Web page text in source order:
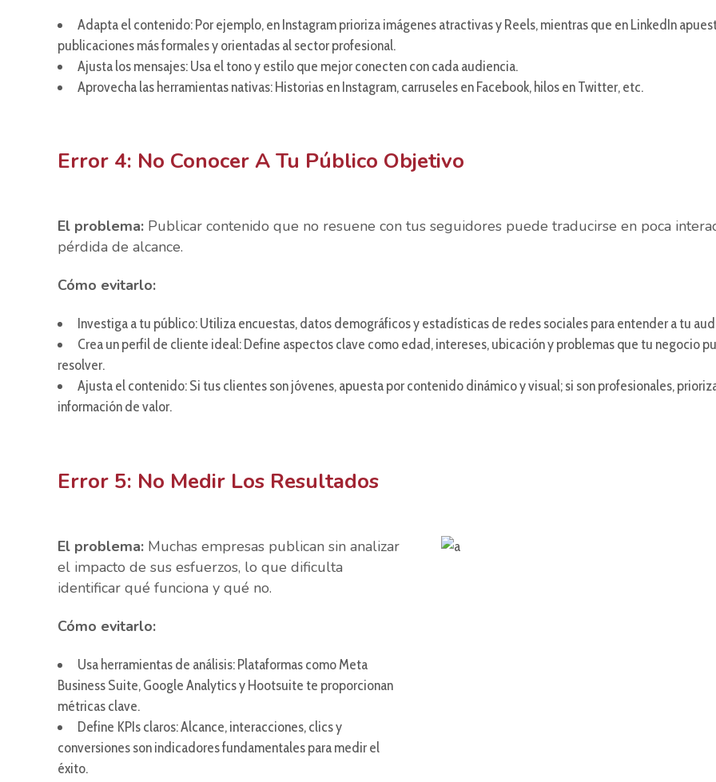
Adapta el contenido: Por ejemplo, en Instagram prioriza imágenes atractivas y Reels, mientras que en LinkedIn
publicaciones más formales y orientadas al sector profesional.
Ajusta los mensajes: Usa el tono y estilo que mejor conecten con cada audiencia.
Aprovecha las herramientas nativas: Historias en Instagram, carruseles en Facebook, hilos en Twitter, etc.
Error 4: No Conocer A Tu Público Objetivo
El problema: Publicar contenido que no resuene con tus seguidores puede traducirse en poca
pérdida de alcance.
Cómo evitarlo:
Investiga a tu público: Utiliza encuestas, datos demográficos y estadísticas de redes sociales para entender a tu
Crea un perfil de cliente ideal: Define aspectos clave como edad, intereses, ubicación y problemas que tu negocio
resolver.
Ajusta el contenido: Si tus clientes son jóvenes, apuesta por contenido dinámico y visual; si son profesionales,
información de valor.
Error 5: No Medir Los Resultados
El problema: Muchas empresas publican sin analizar
el impacto de sus esfuerzos, lo que dificulta
identificar qué funciona y qué no.
Cómo evitarlo:
Usa herramientas de análisis: Plataformas como Meta
Business Suite, Google Analytics y Hootsuite te proporcionan
métricas clave.
Define KPIs claros: Alcance, interacciones, clics y
conversiones son indicadores fundamentales para medir el
éxito.